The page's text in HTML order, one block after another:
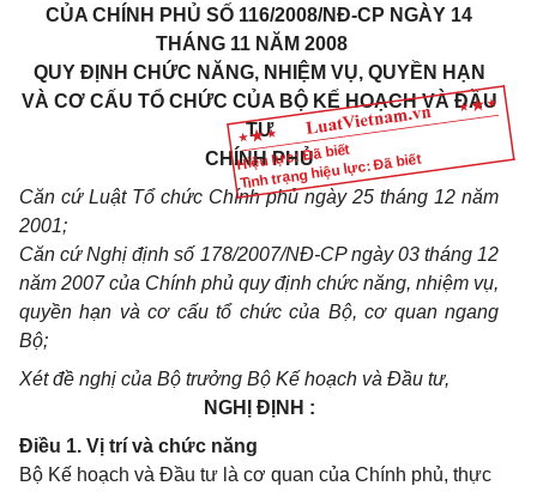
Hiệu lực: Đã biết
Tình trạng hiệu lực: Đã biết
CỦA CHÍNH PHỦ SỐ 116/2008/NĐ-CP NGÀY 14
THÁNG 11 NĂM 2008
QUY ĐỊNH CHỨC NĂNG, NHIỆM VỤ, QUYỀN HẠN
VÀ CƠ CẤU TỔ CHỨC CỦA BỘ KẾ HOẠCH VÀ ĐẦU
TƯ
CHÍNH PHỦ
Căn cứ Luật Tổ chức Chính phủ ngày 25 tháng 12 năm
2001;
Căn cứ Nghị định số 178/2007/NĐ-CP ngày 03 tháng 12
năm 2007 của Chính phủ quy định chức năng, nhiệm vụ,
quyền hạn và cơ cấu tổ chức của Bộ, cơ quan ngang
Bộ;
Xét đề nghị của Bộ trưởng Bộ Kế hoạch và Đầu tư,
NGHỊ ĐỊNH :
Điều 1. Vị trí và chức năng
Bộ Kế hoạch và Đầu tư là cơ quan của Chính phủ, thực